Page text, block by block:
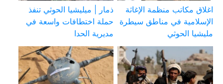
اغلاق مكاتب منظمة الإغاثة
الإسلامية في مناطق سيطرة
مليشيا الحوثي
ذمار | ميليشيا الحوثي تنفذ
حملة اختطافات واسعة في
مديرية الحدا